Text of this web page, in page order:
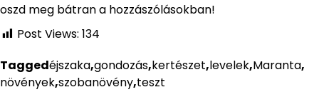
oszd meg bátran a hozzászólásokban!
Post Views: 134
Taggedéjszaka,gondozás,kertészet,levelek,Maranta,
növények,szobanövény,teszt